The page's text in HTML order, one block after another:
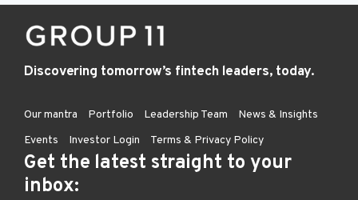
Discovering tomorrow’s fintech leaders, today.
Our mantra Portfolio Leadership Team
News & Insights
Events
Investor Login Terms & Privacy Policy
Get the latest straight to your
inbox: